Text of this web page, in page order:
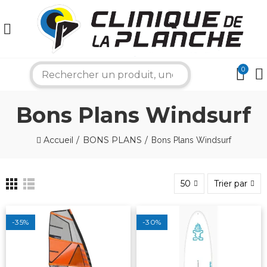
0
Bons Plans Windsurf
Accueil BONS PLANS Bons Plans Windsurf
50 Trier par
-35% -30%
×
Absolument ! Notre atelier est spécialisé dans la
réparation de voile